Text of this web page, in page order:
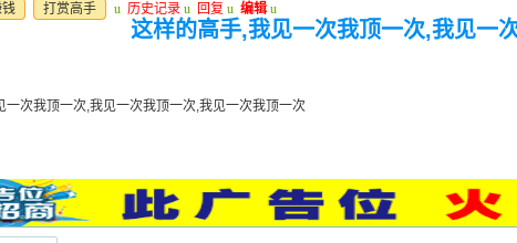
打赏高手 u 历史记录 u 回复 u 编辑 u
这样的高手,我见一次我顶一次,我见一
一次我顶一次,我见一次我顶一次,我见一次我顶一次